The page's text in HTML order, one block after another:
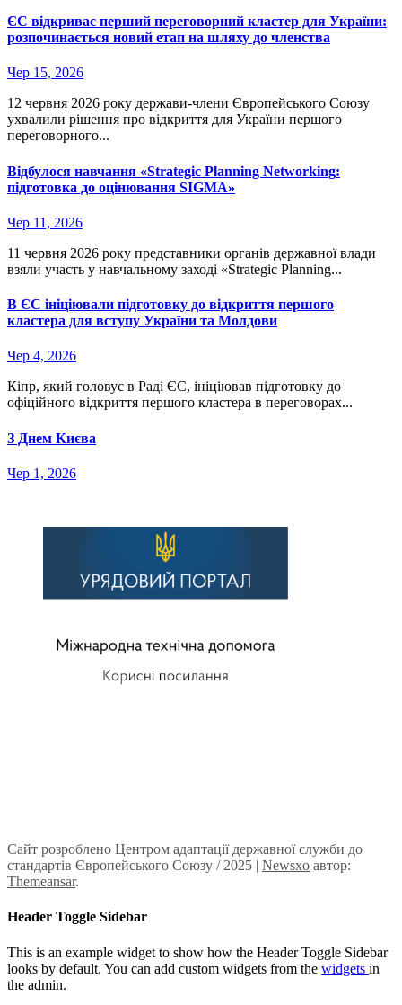
ЄС відкриває перший переговорний кластер для України:
розпочинається новий етап на шляху до членства
Чер 15, 2026
12 червня 2026 року держави-члени Європейського Союзу
ухвалили рішення про відкриття для України першого
переговорного...
Відбулося навчання «Strategic Planning Networking:
підготовка до оцінювання SIGMA»
Чер 11, 2026
11 червня 2026 року представники органів державної влади
взяли участь у навчальному заході «Strategic Planning...
В ЄС ініціювали підготовку до відкриття першого
кластера для вступу України та Молдови
Чер 4, 2026
Кіпр, який головує в Раді ЄС, ініціював підготовку до
офіційного відкриття першого кластера в переговорах...
З Днем Києва
Чер 1, 2026
Сайт розроблено Центром адаптації державної служби до
стандартів Європейського Союзу / 2025 | Newsxo автор:
Themeansar.
Header Toggle Sidebar
This is an example widget to show how the Header Toggle Sidebar
looks by default. You can add custom widgets from the widgets in
the admin.